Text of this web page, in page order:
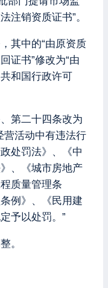
注销资质证书”。
其中的“由原资质
证书”修改为“由
和国行政许可
第二十四条改为
营活动中有违法行
处罚法》、《中
、《城市房地产
质量管理条
例》、《民用建
予以处罚。”
。